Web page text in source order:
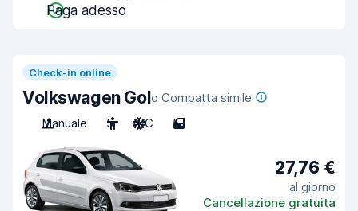
Paga adesso
Check-in online
Volkswagen Golo Compatta simile
Manuale
5 A/C 5
27,76 €
al giorno
Cancellazione gratuita